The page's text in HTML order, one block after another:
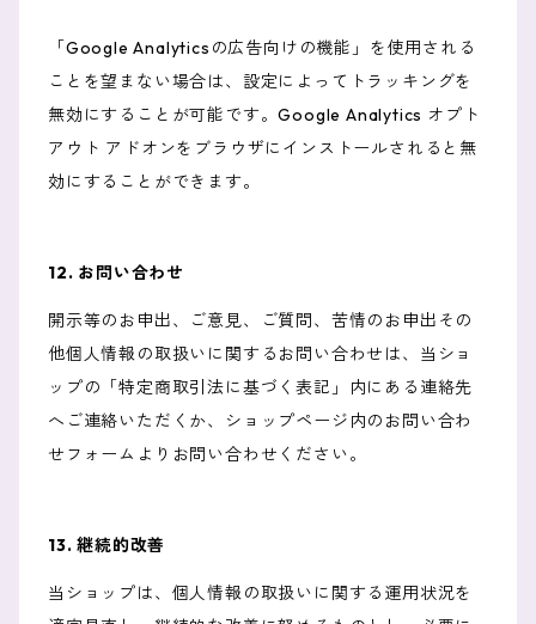
「Google Analyticsの広告向けの機能」を使用される
ことを望まない場合は、設定によってトラッキングを
無効にすることが可能です。Google Analytics オプト
アウト アドオンをブラウザにインストールされると無
効にすることができます。
12. お問い合わせ
開示等のお申出、ご意見、ご質問、苦情のお申出その
他個人情報の取扱いに関するお問い合わせは、当ショ
ップの「特定商取引法に基づく表記」内にある連絡先
へご連絡いただくか、ショップページ内のお問い合わ
せフォームよりお問い合わせください。
13. 継続的改善
当ショップは、個人情報の取扱いに関する運用状況を